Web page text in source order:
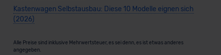
Kastenwagen Selbstausbau: Diese 10 Modelle eignen sich
(2026)
Alle Preise sind inklusive Mehrwertsteuer, es sei denn, es ist etwas anderes
angegeben.